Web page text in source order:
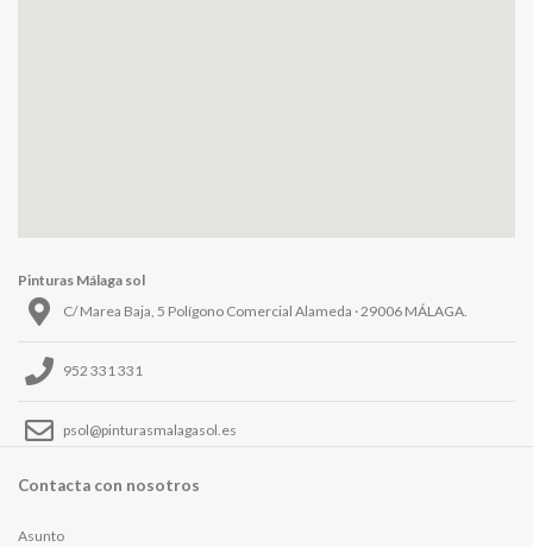
Pinturas Málaga sol
C/ Marea Baja, 5 Polígono Comercial Alameda · 29006 MÁLAGA.
952 331 331
psol@pinturasmalagasol.es
Contacta con nosotros
Asunto